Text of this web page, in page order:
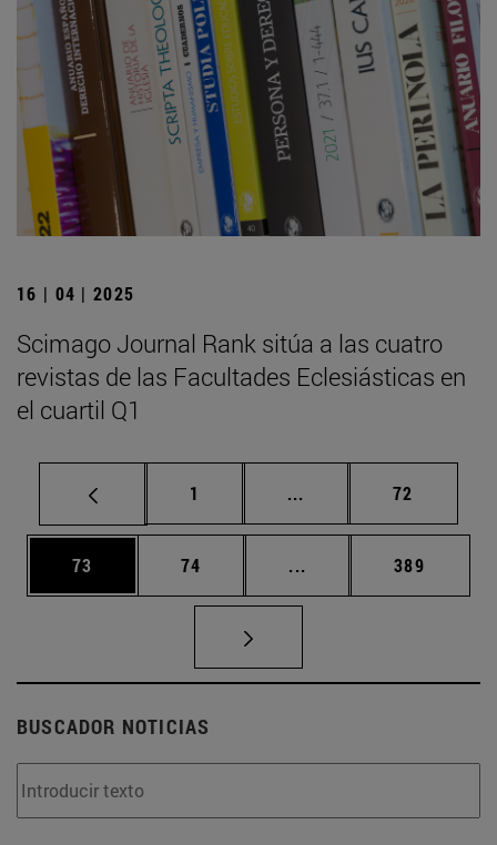
16 | 04 | 2025
Scimago Journal Rank sitúa a las cuatro
revistas de las Facultades Eclesiásticas en
el cuartil Q1
Página
1 ... Páginas intermedias
Página
72
Página
73 Página
74 ... Páginas intermedias
Página
389
BUSCADOR NOTICIAS